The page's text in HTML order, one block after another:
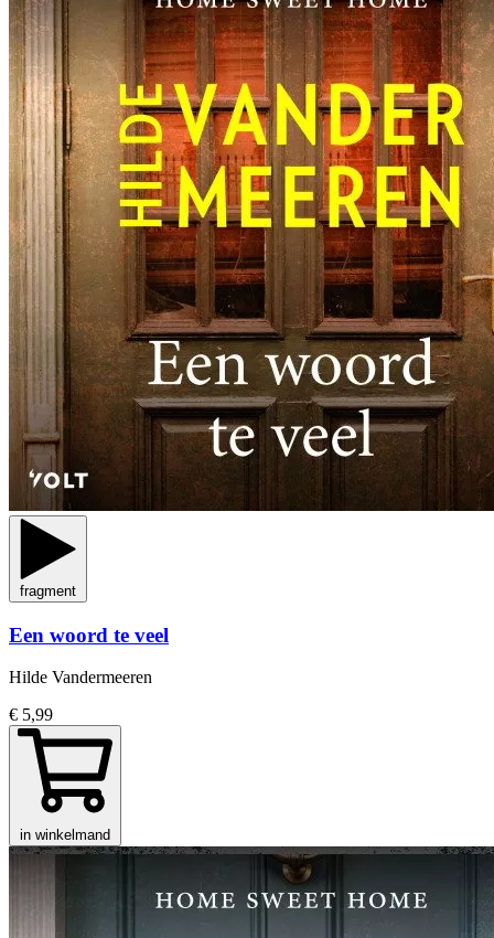
fragment
Een woord te veel
Hilde Vandermeeren
€ 5,99
in winkelmand